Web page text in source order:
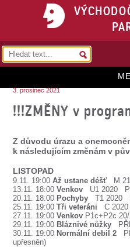
3. prosinec 2021
!!!ZMĚNY v
Z důvodu úrazu a
k následujícím změnám v
LISTOPAD
9.11. 19:00Až ustane déšťM
13.11. 18:00Venkov U1 2020
20.11. 18:00 Pochyby T1 2020
25.11. 19:00Tři veteráni C
27.11. 19:00Venkov P1c+P2c
29.11. 19:00 Bláznivé nůžky
30.11. 19:00 Normální debil 2
upřesněn)